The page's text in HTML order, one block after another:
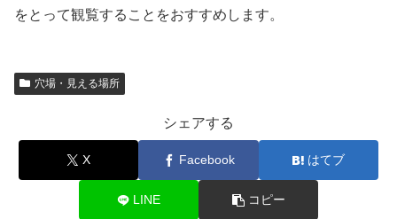
をとって観覧することをおすすめします。
穴場・見える場所
シェアする
X Facebook はてブ
LINE コピー